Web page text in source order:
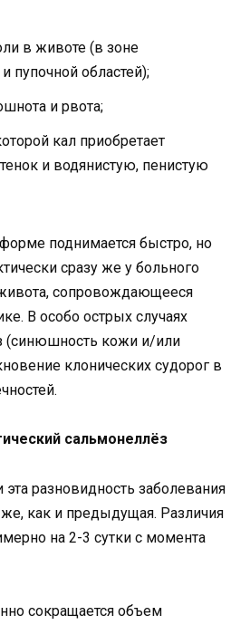
в животе (в зоне
пупочной областей);
и рвота;
кал приобретает
и водянистую, пенистую
поднимается быстро, но
сразу же у больного
сопровождающееся
В особо острых случаях
(синюшность кожи и/или
клонических судорог в
сальмонеллёз
эта разновидность заболевания
же, как и предыдущая. Различия
на 2-3 сутки с момента
сокращается объем